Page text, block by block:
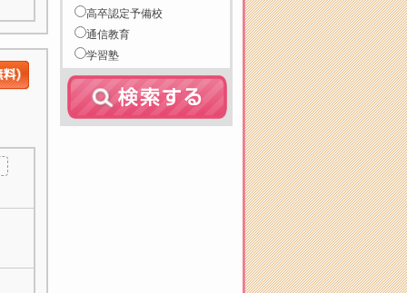
高卒認定予備校
通信教育
学習塾